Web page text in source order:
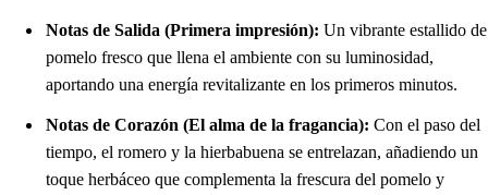
Notas de Salida (Primera impresión): Un vibrante estallido de
pomelo fresco que llena el ambiente con su luminosidad,
aportando una energía revitalizante en los primeros minutos.
Notas de Corazón (El alma de la fragancia): Con el paso del
tiempo, el romero y la hierbabuena se entrelazan, añadiendo un
toque herbáceo que complementa la frescura del pomelo y